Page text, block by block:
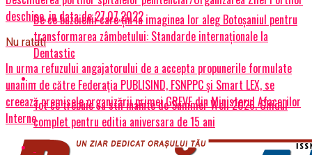
deschise, in data de 27.07.2022
Nu ratati
In urma refuzului angajatorului de a accepta propunerile formulate
unanim de către Federația PUBLISIND, FSNPPC și Smart LEX, se
creează premisele organizării primei GREVE din Ministerul Afacerilor
Interne
De ce buzoienii care țin la imaginea lor aleg Botoșaniul pentru
transformarea zâmbetului: Standarde internaționale la
Dentastic
Tot ce trebuie sa stii inainte de Summer Well 2026. Ghidul
complet pentru editia aniversara de 15 ani